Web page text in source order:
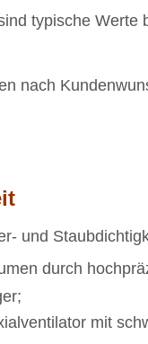
typische Werte
nach
und
durch
mit